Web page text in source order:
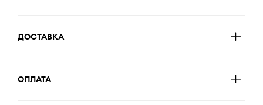
ДОСТАВКА
ОПЛАТА